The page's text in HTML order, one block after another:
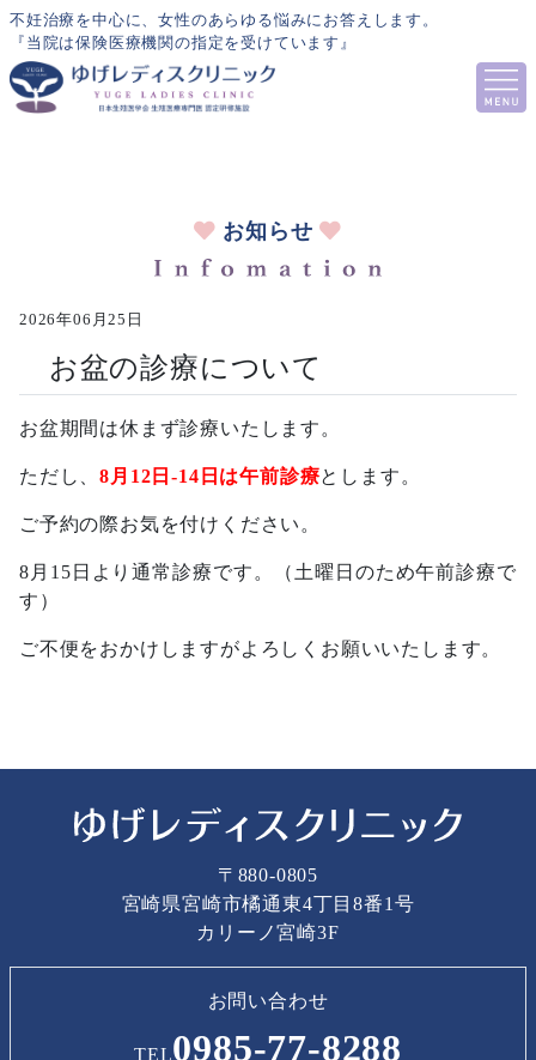
不妊治療を中心に、女性のあらゆる悩みにお答えします。
『当院は保険医療機関の指定を受けています』
お知らせ
2026年06月25日
お盆の診療について
お盆期間は休まず診療いたします。
ただし、8月12日-14日は午前診療とします。
ご予約の際お気を付けください。
8月15日より通常診療です。（土曜日のため午前診療で
す）
ご不便をおかけしますがよろしくお願いいたします。
〒880-0805
宮崎県宮崎市橘通東4丁目8番1号
カリーノ宮崎3F
お問い合わせ
TEL0985-77-8288